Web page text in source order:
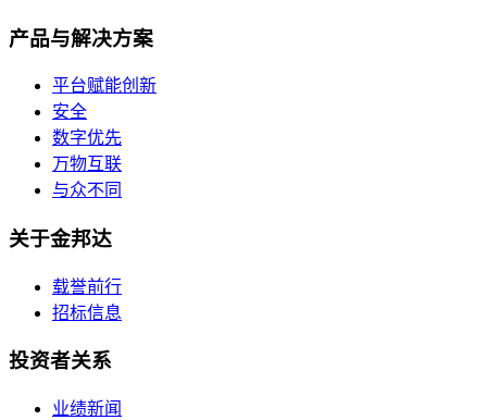
航
产品与解决方案
平台赋能创新
安全
数字优先
万物互联
与众不同
关于金邦达
载誉前行
招标信息
投资者关系
业绩新闻